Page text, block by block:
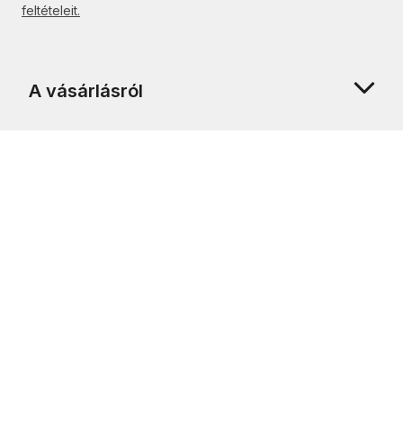
feltételeit.
A vásárlásról